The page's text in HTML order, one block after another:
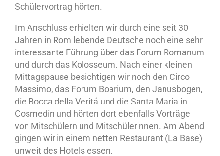
Schülervortrag hörten.
Im Anschluss erhielten wir durch eine seit 30
Jahren in Rom lebende Deutsche noch eine sehr
interessante Führung über das Forum Romanum
und durch das Kolosseum. Nach einer kleinen
Mittagspause besichtigen wir noch den Circo
Massimo, das Forum Boarium, den Janusbogen,
die Bocca della Veritá und die Santa Maria in
Cosmedin und hörten dort ebenfalls Vorträge
von Mitschülern und Mitschülerinnen. Am Abend
gingen wir in einem netten Restaurant (La Base)
unweit des Hotels essen.